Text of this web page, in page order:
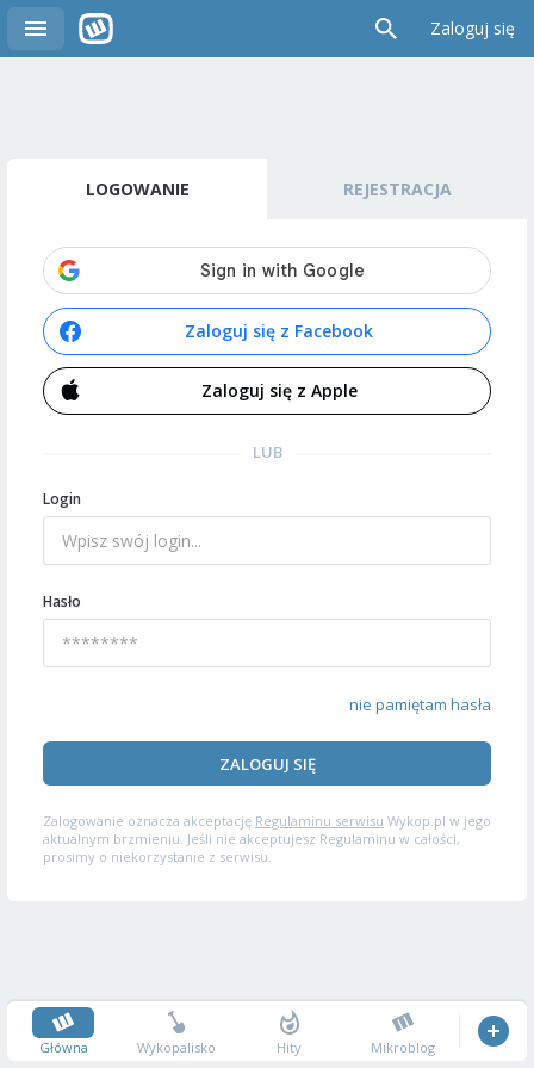
Zaloguj się
LOGOWANIE REJESTRACJA
Zaloguj się z Facebook
Zaloguj się z Apple
LUB
Login
Hasło
nie pamiętam hasła
ZALOGUJ SIĘ
Zalogowanie oznacza akceptację Regulaminu serwisu Wykop.pl w jego
aktualnym brzmieniu. Jeśli nie akceptujesz Regulaminu w całości,
prosimy o niekorzystanie z serwisu.
Główna Wykopalisko Hity Mikroblog